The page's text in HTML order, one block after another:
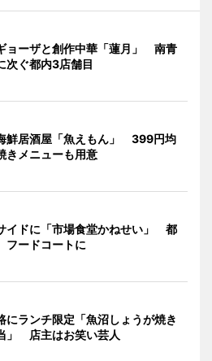
ョーザと創作中華「蓮月」 南青
次ぐ都内3店舗目
鮮居酒屋「魚えもん」 399円均
きメニューも用意
イドに「市場食堂かねせい」 都
フードコートに
にランチ限定「魚沼しょうが焼き
」 店主はお笑い芸人